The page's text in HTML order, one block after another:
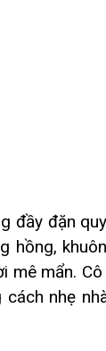
đầy đặn
hồng,
mê mẩn.
nhẹ